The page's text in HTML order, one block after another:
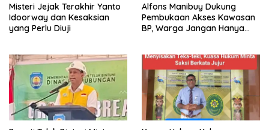
Misteri Jejak Terakhir Yanto
Idoorway dan Kesaksian
yang Perlu Diuji
Alfons Manibuy Dukung
Pembukaan Akses Kawasan
BP, Warga Jangan Hanya